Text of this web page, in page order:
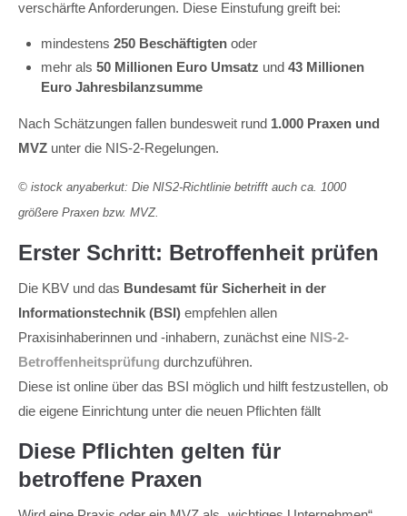
verschärfte Anforderungen. Diese Einstufung greift bei:
mindestens 250 Beschäftigten oder
mehr als 50 Millionen Euro Umsatz und 43 Millionen
Euro Jahresbilanzsumme
Nach Schätzungen fallen bundesweit rund 1.000 Praxen und
MVZ unter die NIS-2-Regelungen.
© istock anyaberkut: Die NIS2-Richtlinie betrifft auch ca. 1000
größere Praxen bzw. MVZ.
Erster Schritt: Betroffenheit prüfen
Die KBV und das Bundesamt für Sicherheit in der
Informationstechnik (BSI) empfehlen allen
Praxisinhaberinnen und -inhabern, zunächst eine NIS-2-
Betroffenheitsprüfung durchzuführen.
Diese ist online über das BSI möglich und hilft festzustellen, ob
die eigene Einrichtung unter die neuen Pflichten fällt
Diese Pflichten gelten für
betroffene Praxen